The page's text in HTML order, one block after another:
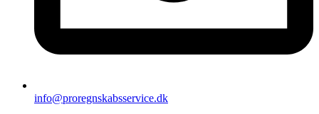
info@proregnskabsservice.dk